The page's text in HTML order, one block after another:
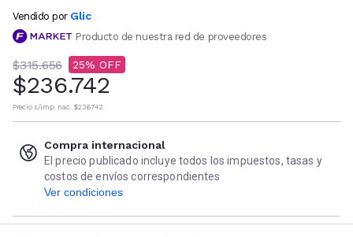
Vendido por Glic
Producto de nuestra red de proveedores
$315.656 25
$236.742
Precio s/imp. nac. $236.742
Compra internacional
El precio publicado incluye todos los impuestos, tasas y
costos de envíos correspondientes
Ver condiciones